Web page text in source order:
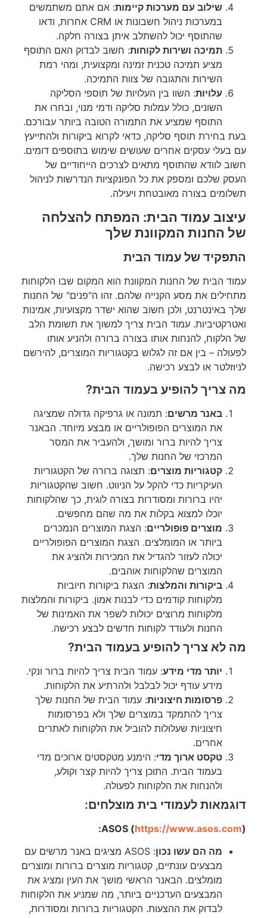
שילוב עם מערכות קיימות: אם אתם משתמשים
במערכות ניהול חשבונות או CRM אחרות, ודאו
שהתוסף יכול להשתלב איתן בצורה חלקה.
תמיכה ושירות לקוחות: חשוב לבדוק האם התוסף
מציע תמיכה טכנית זמינה ומקצועית, ומהי רמת
השירות והתגובה של צוות התמיכה.
עלויות: השוו בין העלויות של תוספי הסליקה
השונים, כולל עמלות סליקה ודמי מנוי, ובחרו את
התוסף שמציע את התמורה הטובה ביותר עבורכם.
בעת בחירת תוסף סליקה, כדאי לקרוא ביקורות ולהתייעץ
עם בעלי עסקים אחרים שעושים שימוש בתוספים דומים.
חשוב לוודא שהתוסף מתאים לצרכים הייחודיים של
העסק שלכם ומספק את כל הפונקציות הנדרשות לניהול
תשלומים בצורה מאובטחת ויעילה.
עיצוב עמוד הבית: המפתח להצלחה
של החנות המקוונת שלך
התפקיד של עמוד הבית
עמוד הבית של החנות המקוונת הוא המקום שבו הלקוחות
מתחילים את מסע הקנייה שלהם. זהו ה"פנים" של החנות
שלך באינטרנט, ולכן חשוב שהוא ישדר מקצועיות, אמינות
ואטרקטיביות. עמוד הבית צריך למשוך את תשומת הלב
של הלקוח, להנחות אותו בצורה ברורה ולהניע אותו
לפעולה – בין אם זה לגלוש בקטגוריות המוצרים, להירשם
לניוזלטר או לבצע רכישה.
מה צריך להופיע בעמוד הבית?
באנר מרשים: תמונה או גרפיקה גדולה שמציגה
את המוצרים הפופולריים או מבצע מיוחד. הבאנר
צריך להיות ברור ומושך, ולהעביר את המסר
המרכזי של החנות שלך.
קטגוריות מוצרים: תצוגה ברורה של הקטגוריות
העיקריות כדי להקל על הניווט. חשוב שהקטגוריות
יהיו ברורות ומסודרות בצורה לוגית, כך שהלקוחות
יוכלו למצוא בקלות את מה שהם מחפשים.
מוצרים פופולריים: הצגת המוצרים הנמכרים
ביותר או המומלצים. הצגת המוצרים הפופולריים
יכולה לעזור להגדיל את המכירות ולהציג את
המוצרים שהלקוחות אוהבים.
ביקורות והמלצות: הצגת ביקורות חיוביות
מלקוחות קודמים כדי לבנות אמון. ביקורות והמלצות
מלקוחות מרוצים יכולות לשפר את האמינות של
החנות ולעודד לקוחות חדשים לבצע רכישה.
מה לא צריך להופיע בעמוד הבית?
יותר מדי מידע: עמוד הבית צריך להיות ברור ונקי.
מידע עודף יכול לבלבל ולהרתיע את הלקוחות.
פרסומות חיצוניות: עמוד הבית של החנות שלך
צריך להתמקד במוצרים שלך ולא בפרסומות
חיצוניות שעלולות להוביל את הלקוחות לאתרים
אחרים.
טקסט ארוך מדי: הימנע מטקסטים ארוכים מדי
בעמוד הבית. התוכן צריך להיות קצר וקולע,
ולהנחות את הלקוחות לפעולה.
דוגמאות לעמודי בית מוצלחים:
ASOS (https://www.asos.com):
מה הם עשו נכון
: ASOS מציגים באנר מרשים עם
מבצעים עונתיים, קטגוריות מוצרים ברורות ומוצרים
מומלצים. הבאנר הראשי מושך את העין ומציג את
המבצעים העדכניים ביותר, מה שמניע את הלקוחות
לבדוק את ההצעות. הקטגוריות ברורות ומסודרות,